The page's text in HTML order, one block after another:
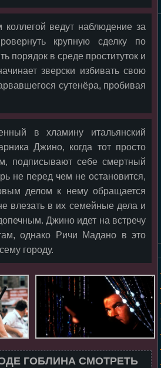
ведут наблюдение за
крупную сделку по
порядок в среде проституток и
зверски избивать свою
сутенёра, пробивая
в хламину итальянский
Джино, когда тот просто
подписывают себе смертный
не перед чем не остановится,
делом к нему обращается
влезать в их семейные дела и
Джино идет на встречу
однако Ричи Мадано в это
городу.
ГОБЛИНА СМОТРЕТЬ